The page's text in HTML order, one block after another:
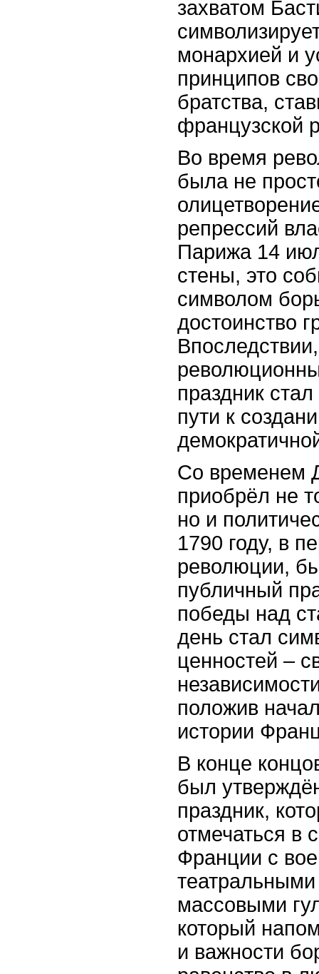
захватом
монархией и
принципов
братства,
французской
Во время
была не
репрессий
Парижа 14
стены, это
символом
достоинство
праздник
пути к
Со временем
приобрёл не
но и
1790 году, в
революции,
публичный
победы над
день стал
ценностей –
положив
истории
В конце
был
праздник,
отмечаться в
Франции с
массовыми
который
и важности